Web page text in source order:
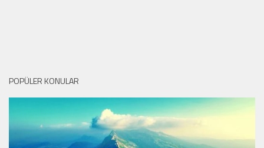
POPÜLER KONULAR